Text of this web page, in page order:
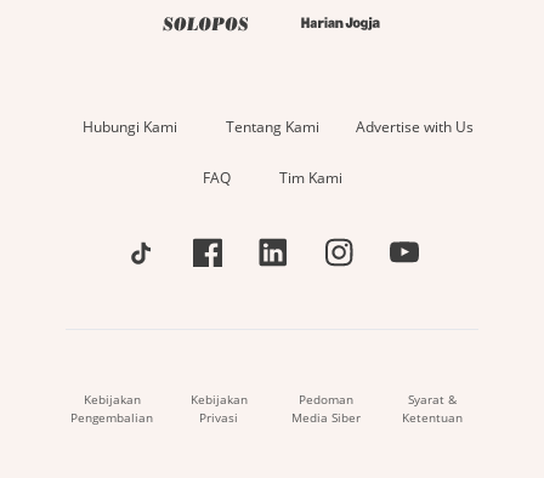
Hubungi Kami Tentang Kami Advertise with Us
FAQ Tim Kami
Kebijakan
Pengembalian
Kebijakan
Privasi
Pedoman
Media Siber
Syarat &
Ketentuan